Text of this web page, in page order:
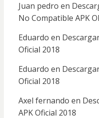
Juan pedro en
No Compatible APK
Eduardo en
Oficial 2018
Eduardo en
Oficial 2018
Axel fernando en
APK Oficial 2018